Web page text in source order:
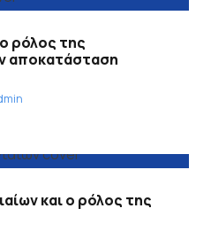
ρόλος της
αποκατάσταση
και ο ρόλος της